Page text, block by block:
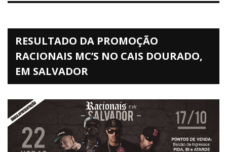
RESULTADO DA PROMOÇÃO
RACIONAIS MC’S NO CAIS DOURADO,
EM SALVADOR